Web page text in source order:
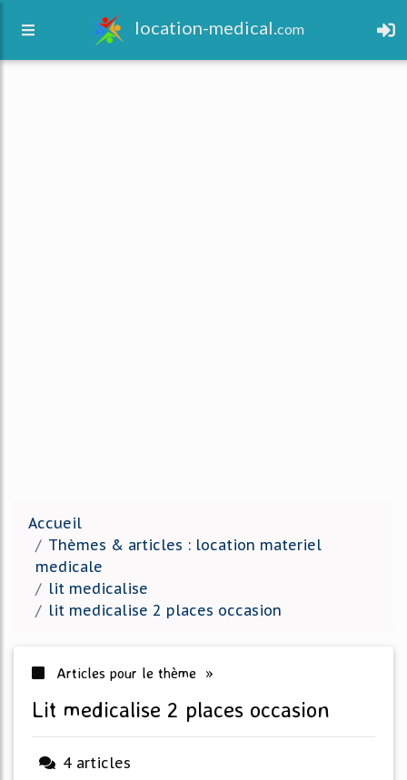
location-medical.com
Accueil
Thèmes & articles : location materiel
medicale
lit medicalise
lit medicalise 2 places occasion
Articles pour le thème »
lit medicalise 2 places occasion
4 articles